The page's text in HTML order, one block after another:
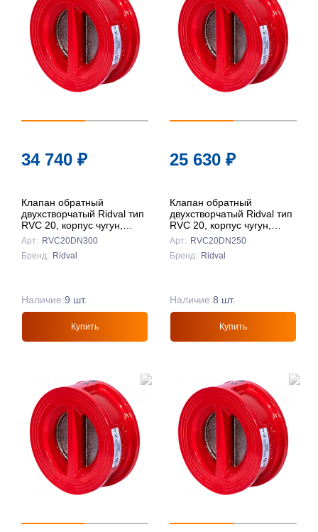
34 740 ₽
Клапан обратный
двухстворчатый Ridval тип
RVC 20, корпус чугун,
створки чуг DN300
КРАСНЫЙ
Арт: RVC20DN300
Бренд: Ridval
Наличие:9 шт.
Купить
25 630 ₽
Клапан обратный
двухстворчатый Ridval тип
RVC 20, корпус чугун,
створки чуг DN250
КРАСНЫЙ
Арт: RVC20DN250
Бренд: Ridval
Наличие:8 шт.
Купить